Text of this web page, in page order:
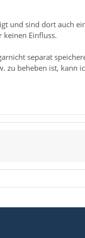
und sind dort auch
Einfluss.
separat
zu beheben ist, kann